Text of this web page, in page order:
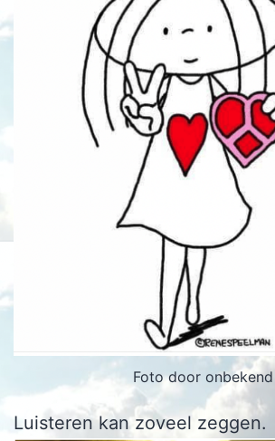
Foto door onbekend
Luisteren kan zoveel zeggen.